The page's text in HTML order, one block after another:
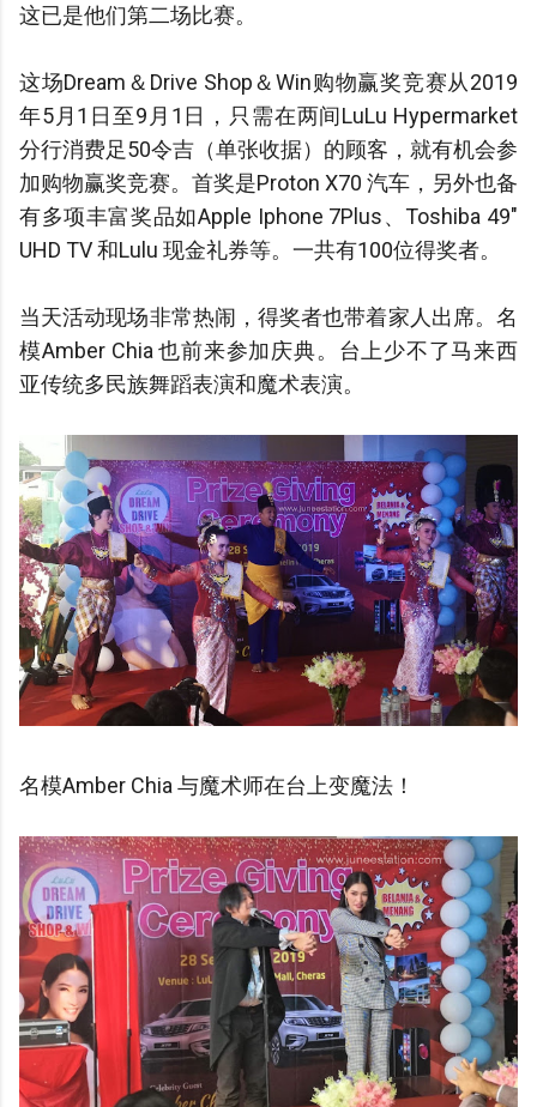
这已是他们第二场比赛。
这场Dream＆Drive Shop＆Win购物赢奖竞赛从2019
年5月1日至9月1日，只需在两间LuLu Hypermarket
分行消费足50令吉（单张收据）的顾客，就有机会参
加购物赢奖竞赛。首奖是Proton X70 汽车，另外也备
有多项丰富奖品如Apple Iphone 7Plus、Toshiba 49"
UHD TV 和Lulu 现金礼券等。一共有100位得奖者。
当天活动现场非常热闹，得奖者也带着家人出席。名
模Amber Chia 也前来参加庆典。台上少不了马来西
亚传统多民族舞蹈表演和魔术表演。
名模Amber Chia 与魔术师在台上变魔法！